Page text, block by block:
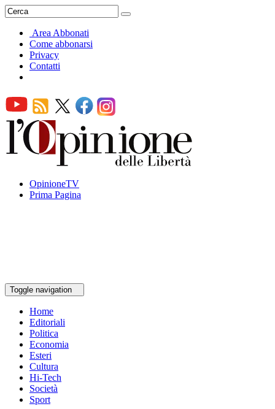
Area Abbonati
Come abbonarsi
Privacy
Contatti
OpinioneTV
Prima Pagina
Toggle navigation
Home
Editoriali
Politica
Economia
Esteri
Cultura
Hi-Tech
Società
Sport